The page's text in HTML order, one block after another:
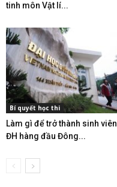
tinh môn Vật lí...
Bí quyết học thi
Làm gì để trở thành sinh viên
ĐH hàng đầu Đông...